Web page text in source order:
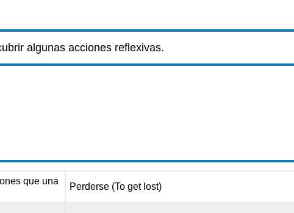
algunas acciones reflexivas.
que una
Perderse (To get lost)